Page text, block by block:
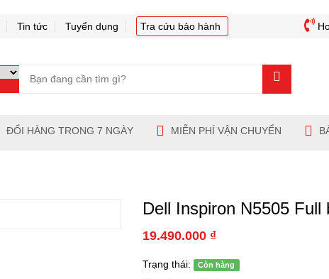
Tin tức Tuyển dụng Tra cứu bảo hành
ĐỔI HÀNG TRONG 7 NGÀY MIỄN PHÍ VẬN CHUYỂN
Dell Inspiron N5505
19.490.000 ₫
Trạng thái: Còn hàng